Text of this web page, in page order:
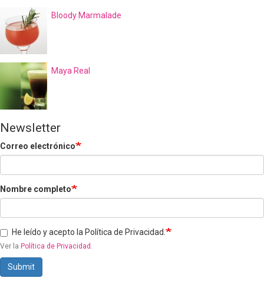
Bloody Marmalade
Maya Real
Newsletter
Correo electrónico
Nombre completo
He leído y acepto la Política de Privacidad.
Ver la Política de Privacidad .
Submit